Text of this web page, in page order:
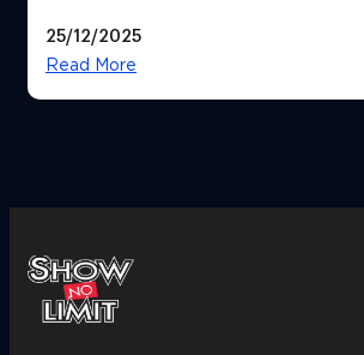
25/12/2025
Read More